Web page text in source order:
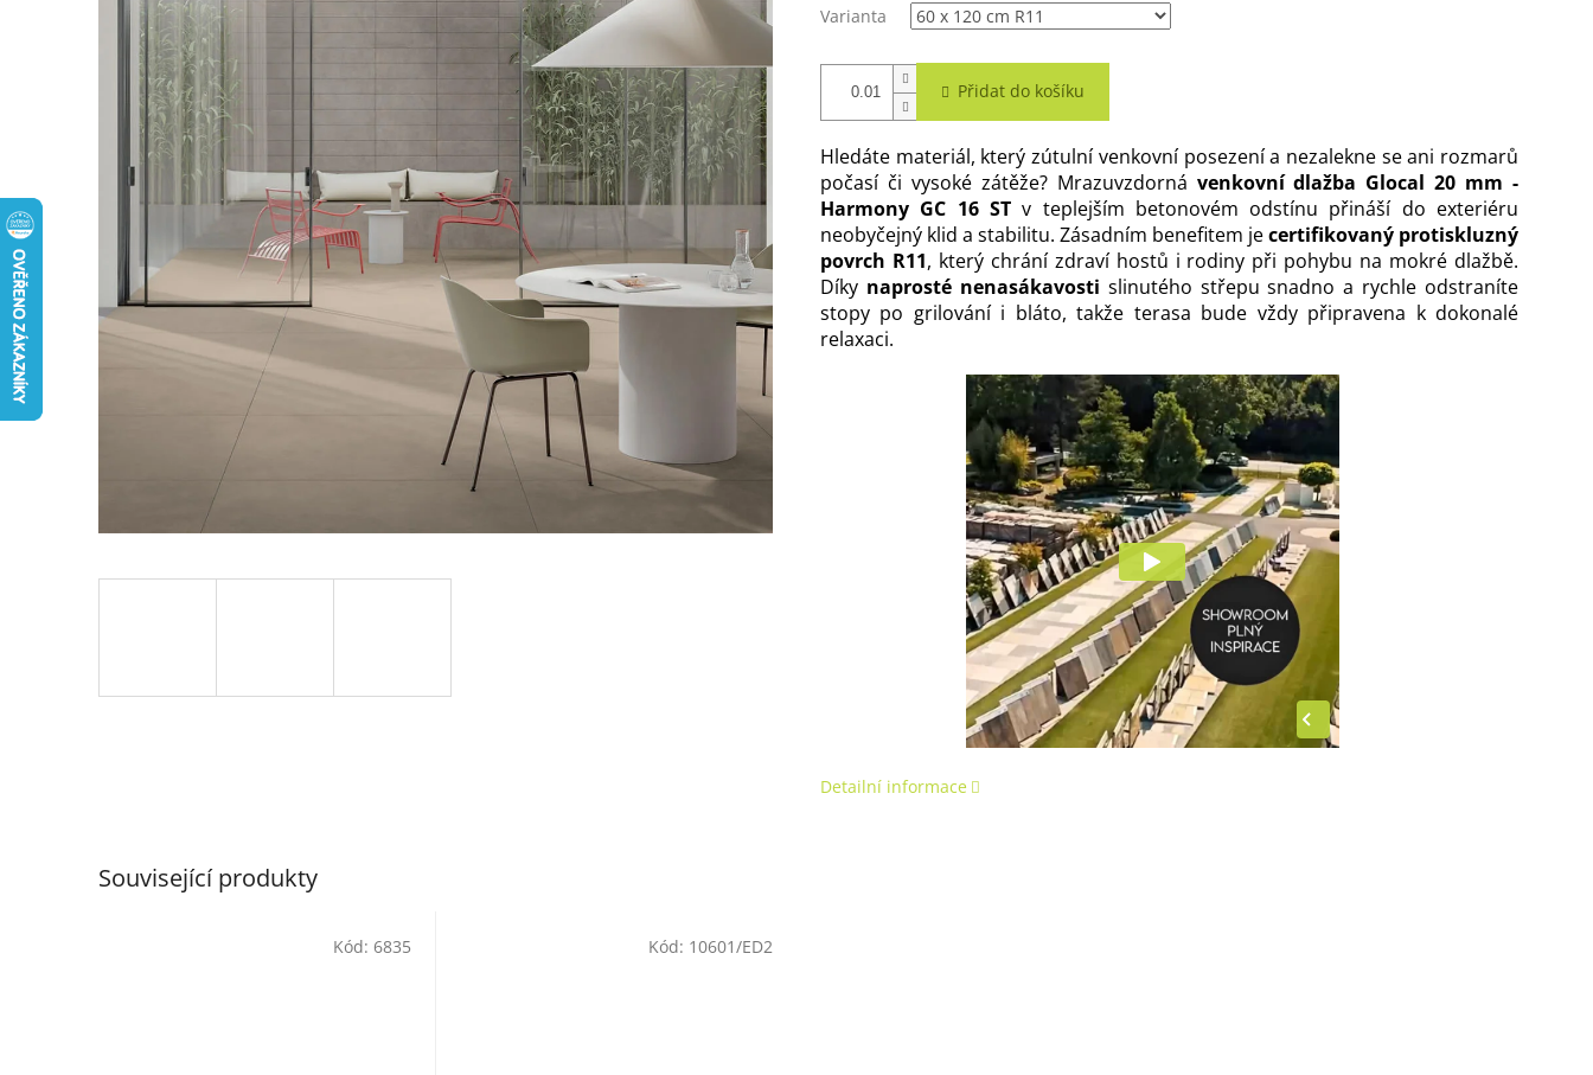
Varianta
Přidat do košíku
Hledáte materiál, který zútulní venkovní posezení a nezalekne se ani rozmarů
počasí či vysoké zátěže? Mrazuvzdorná venkovní dlažba Glocal 20 mm -
Harmony GC 16 STv teplejším betonovém odstínu přináší do exteriéru
neobyčejný klid a stabilitu. Zásadním benefitem jecertifikovaný protiskluzný
povrch R11, který chrání zdraví hostů i rodiny při pohybu na mokré dlažbě.
Díky naprosté nenasákavosti slinutého střepu snadno a rychle odstraníte
stopy po grilování i bláto, takže terasa bude vždy připravena k dokonalé
relaxaci.
Detailní informace
Související produkty
Kód: 6835 Kód: 10601/ED2